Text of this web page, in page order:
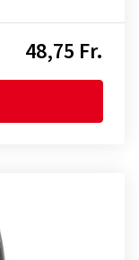
48,75 Fr.